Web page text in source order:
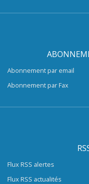
Abonnement par email
Abonnement par Fax
Flux RSS alertes
Flux RSS actualités